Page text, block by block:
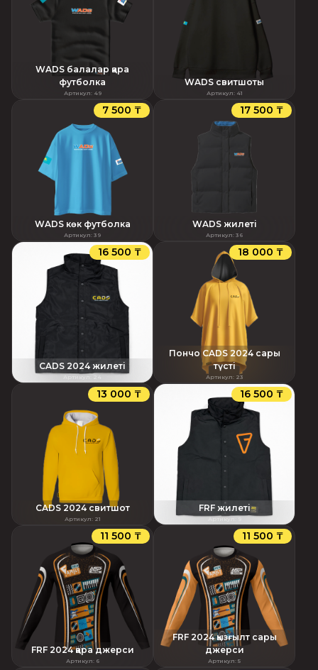
WADS балалар қара
футболка
Артикул: 49
WADS свитшоты
Артикул: 41
7 500 ₸
WADS көк футболка
Артикул: 39
17 500 ₸
WADS жилеті
Артикул: 36
16 500 ₸
CADS 2024 жилеті
Артикул 24
18 000 ₸
Пончо CADS 2024 сары
түсті
Артикул: 23
13 000 ₸
CADS 2024 свитшот
Артикул: 21
16 500 ₸
FRF жилеті
Артикул 9
11 500 ₸
FRF 2024 қара джерси
Артикул: 6
11 500 ₸
FRF 2024 қызғылт сары
джерси
Артикул: 5